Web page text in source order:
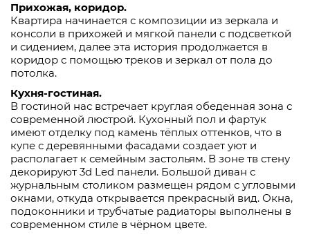
Прихожая, коридор.
Квартира начинается с композиции из зеркала и
консоли в прихожей и мягкой панели с подсветкой
и сидением, далее эта история продолжается в
коридор с помощью треков и зеркал от пола до
потолка.
Кухня-гостиная.
В гостиной нас встречает круглая обеденная зона с
современной люстрой. Кухонный пол и фартук
имеют отделку под камень тёплых оттенков, что в
купе с деревянными фасадами создает уют и
располагает к семейным застольям. В зоне тв стену
декорируют 3d Led панели. Большой диван с
журнальным столиком размещен рядом с угловыми
окнами, откуда открывается прекрасный вид. Окна,
подоконники и трубчатые радиаторы выполнены в
современном стиле в чёрном цвете.